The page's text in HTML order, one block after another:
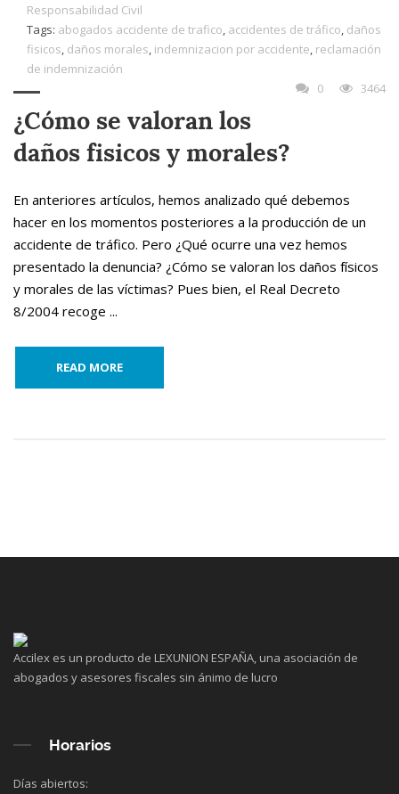
Responsabilidad Civil
Tags: abogados accidente de trafico, accidentes de tráfico, daños
fisicos, daños morales, indemnizacion por accidente, reclamación
de indemnización
0
3464
¿Cómo se valoran los
daños fisicos y morales?
En anteriores artículos, hemos analizado qué debemos
hacer en los momentos posteriores a la producción de un
accidente de tráfico. Pero ¿Qué ocurre una vez hemos
presentado la denuncia? ¿Cómo se valoran los daños físicos
y morales de las víctimas? Pues bien, el Real Decreto
8/2004 recoge ...
READ MORE
Accilex es un producto de LEXUNION ESPAÑA, una asociación de
abogados y asesores fiscales sin ánimo de lucro
Horarios
Días abiertos: